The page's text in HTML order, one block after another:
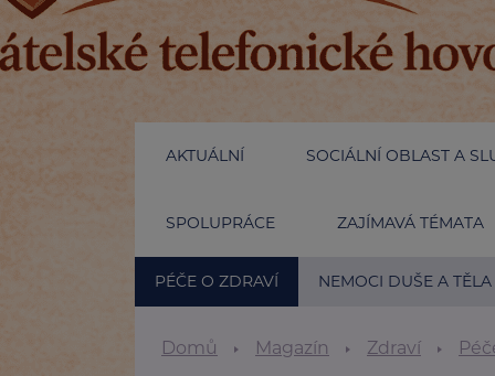
AKTUÁLNÍ SOCIÁLNÍ OBLAST A
SPOLUPRÁCE ZAJÍMAVÁ TÉMATA
PÉČE O ZDRAVÍ NEMOCI DUŠE A TĚLA
Domů Magazín Zdraví